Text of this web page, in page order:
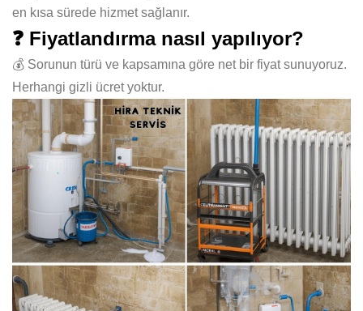
en kısa sürede hizmet sağlanır.
❓ Fiyatlandırma nasıl yapılıyor?
💰 Sorunun türü ve kapsamına göre net bir fiyat sunuyoruz.
Herhangi gizli ücret yoktur.